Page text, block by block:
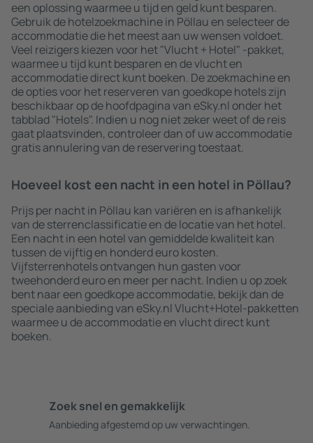
een oplossing waarmee u tijd en geld kunt besparen.
Gebruik de hotelzoekmachine in Pöllau en selecteer de
accommodatie die het meest aan uw wensen voldoet.
Veel reizigers kiezen voor het "Vlucht + Hotel" -pakket,
waarmee u tijd kunt besparen en de vlucht en
accommodatie direct kunt boeken. De zoekmachine en
de opties voor het reserveren van goedkope hotels zijn
beschikbaar op de hoofdpagina van eSky.nl onder het
tabblad "Hotels". Indien u nog niet zeker weet of de reis
gaat plaatsvinden, controleer dan of uw accommodatie
gratis annulering van de reservering toestaat.
Hoeveel kost een nacht in een hotel in Pöllau?
Prijs per nacht in Pöllau kan variëren en is afhankelijk
van de sterrenclassificatie en de locatie van het hotel.
Een nacht in een hotel van gemiddelde kwaliteit kan
tussen de vijftig en honderd euro kosten.
Vijfsterrenhotels ontvangen hun gasten voor
tweehonderd euro en meer per nacht. Indien u op zoek
bent naar een goedkope accommodatie, bekijk dan de
speciale aanbieding van eSky.nl Vlucht+Hotel-pakketten
waarmee u de accommodatie en vlucht direct kunt
boeken.
Zoek snel en gemakkelijk
Aanbieding afgestemd op uw verwachtingen.